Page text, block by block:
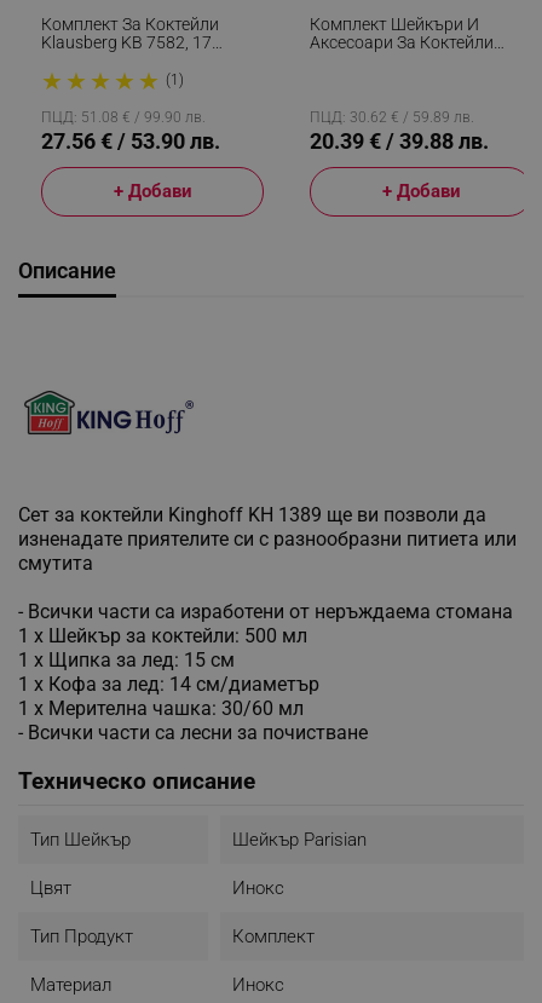
Комплект За Коктейли
Klausberg KB 7582, 17
Инокс
★ ★ ★ ★ ★ (1)
ПЦД: 51.08 € / 99.90 лв.
27.56 € / 53.90 лв.
+ Добави
Комплект Шейкъри И
Аксесоари За Коктейли
ПЦД: 30.62 € / 59.89 лв.
20.39 € / 39.88 лв.
+ Добави
Описание
Сет за коктейли Kinghoff KH 1389 ще ви позволи да
изненадате приятелите си с разнообразни питиета или
смутита
- Всички части са изработени от неръждаема стомана
1 х Шейкър за коктейли: 500 мл
1 х Щипка за лед: 15 см
1 х Кофа за лед: 14 см/диаметър
1 х Мерителна чашка: 30/60 мл
- Всички части са лесни за почистване
Техническо описание
Тип Шейкър Шейкър Parisian
Цвят Инокс
Тип Продукт Комплект
Материал Инокс